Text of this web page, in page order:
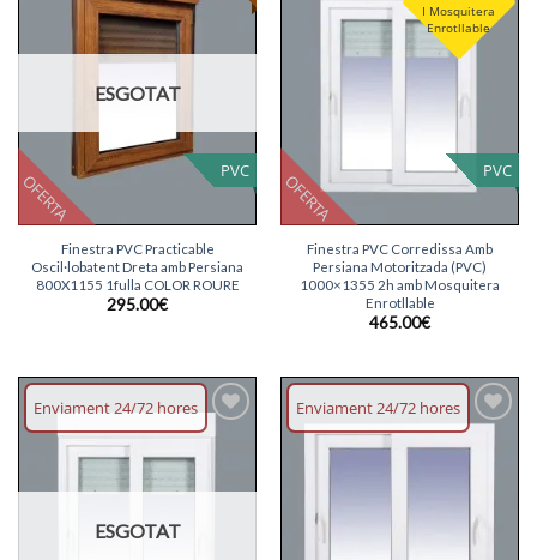
OFERTA
PVC
ESGOTAT
Finestra PVC Practicable
Oscil·lobatent Dreta amb Persiana
800X1155 1fulla COLOR ROURE
295.00€
OFERTA
PVC
I Mosquitera
Enrotllable
llista
desitjos
Finestra PVC Corredissa Amb
Persiana Motoritzada (PVC)
1000×1355 2h amb Mosquitera
Enrotllable
465.00€
Enviament 24/72 hores
Afegeix
ESGOTAT
Enviament 24/72 hores
Afegeix
llista